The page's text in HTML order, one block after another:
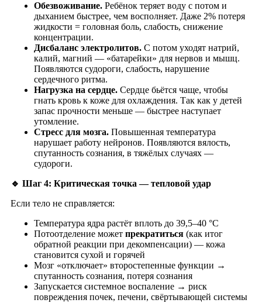
Обезвоживание. Ребёнок теряет воду с потом и
дыханием быстрее, чем восполняет. Даже 2% потеря
жидкости = головная боль, слабость, снижение
концентрации.
Дисбаланс электролитов. С потом уходят натрий,
калий, магний — «батарейки» для нервов и мышц.
Появляются судороги, слабость, нарушение
сердечного ритма.
Нагрузка на сердце. Сердце бьётся чаще, чтобы
гнать кровь к коже для охлаждения. Так как у детей
запас прочности меньше — быстрее наступает
утомление.
Стресс для мозга. Повышенная температура
нарушает работу нейронов. Появляются вялость,
спутанность сознания, в тяжёлых случаях —
судороги.
🔹 Шаг 4: Критическая точка — тепловой удар
Если тело не справляется:
Температура ядра растёт вплоть до 39,5–40 °C
Потоотделение может прекратиться (как итог
обратной реакции при декомпенсации) — кожа
становится сухой и горячей
Мозг «отключает» второстепенные функции →
спутанность сознания, потеря сознания
Запускается системное воспаление → риск
повреждения почек, печени, свёртывающей системы